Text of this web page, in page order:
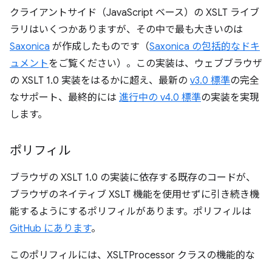
クライアントサイド（JavaScript ベース）の XSLT ライブ
ラリはいくつかありますが、その中で最も大きいのは
Saxonica が作成したものです（Saxonica の包括的なドキ
ュメントをご覧ください）。この実装は、ウェブブラウザ
の XSLT 1.0 実装をはるかに超え、最新の v3.0 標準の完全
なサポート、最終的には 進行中の v4.0 標準の実装を実現
します。
ポリフィル
ブラウザの XSLT 1.0 の実装に依存する既存のコードが、
ブラウザのネイティブ XSLT 機能を使用せずに引き続き機
能するようにするポリフィルがあります。ポリフィルは
GitHub にあります。
このポリフィルには、XSLTProcessor クラスの機能的な